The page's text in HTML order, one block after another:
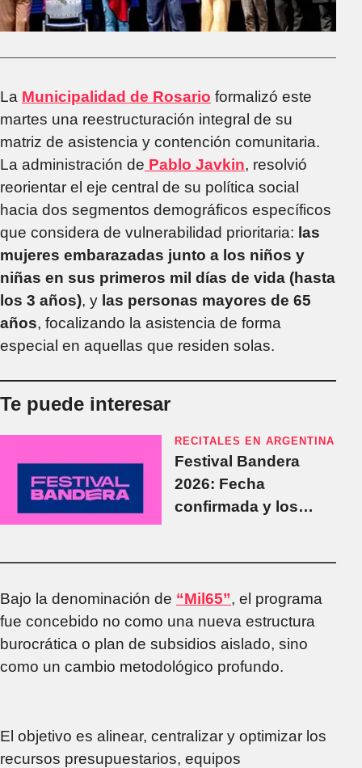
La Municipalidad de Rosario formalizó este
martes una reestructuración integral de su
matriz de asistencia y contención comunitaria.
La administración de Pablo Javkin, resolvió
reorientar el eje central de su política social
hacia dos segmentos demográficos específicos
que considera de vulnerabilidad prioritaria: las
mujeres embarazadas junto a los niños y
niñas en sus primeros mil días de vida (hasta
los 3 años), y las personas mayores de 65
años, focalizando la asistencia de forma
especial en aquellas que residen solas.
Te puede interesar
RECITALES EN ARGENTINA
Festival Bandera
2026: Fecha
confirmada y los
Bajo la denominación de “Mil65”, el programa
fue concebido no como una nueva estructura
burocrática o plan de subsidios aislado, sino
como un cambio metodológico profundo.
El objetivo es alinear, centralizar y optimizar los
recursos presupuestarios, equipos